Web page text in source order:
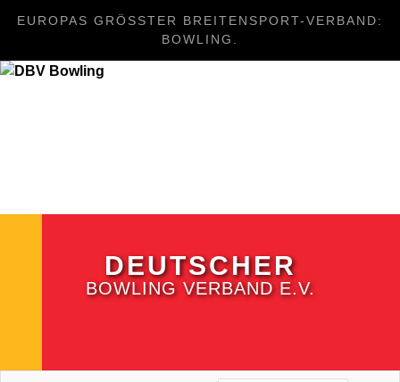
EUROPAS GRÖSSTER BREITENSPORT-VERBAND: B
OWLING.
DEUTSCHER
BOWLING VERBAND E.V.